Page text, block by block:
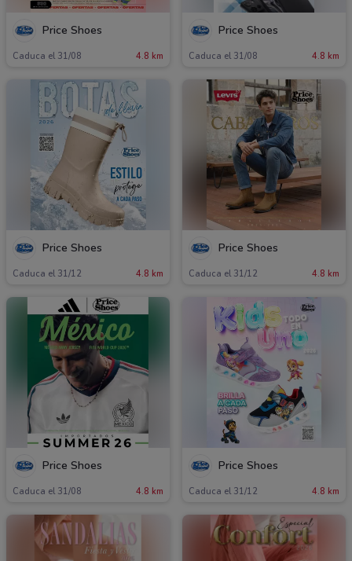
Price Shoes
Caduca el 31/08 4.8 km
Price Shoes
Caduca el 31/08 4.8 km
Price Shoes
Caduca el 31/12 4.8 km
Price Shoes
Caduca el 31/12 4.8 km
Price Shoes
Caduca el 31/08 4.8 km
Price Shoes
Caduca el 31/12 4.8 km